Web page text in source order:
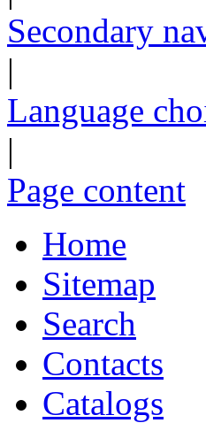
Secondary
|
Language
|
Page content
Home
Sitemap
Search
Contacts
Catalogs